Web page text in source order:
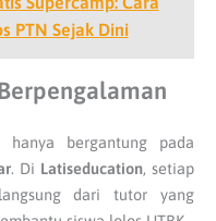
PTN Sejak Dini
bergantung pada
. Di Latiseducation, setiap
dari tutor yang